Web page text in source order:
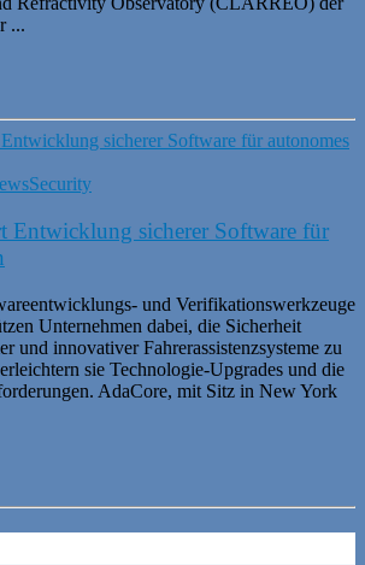
...
Security
Entwicklung sicherer Software für
und Verifikationswerkzeuge
Unternehmen dabei, die Sicherheit
und innovativer Fahrerassistenzsysteme zu
sie Technologie-Upgrades und die
AdaCore, mit Sitz in New York